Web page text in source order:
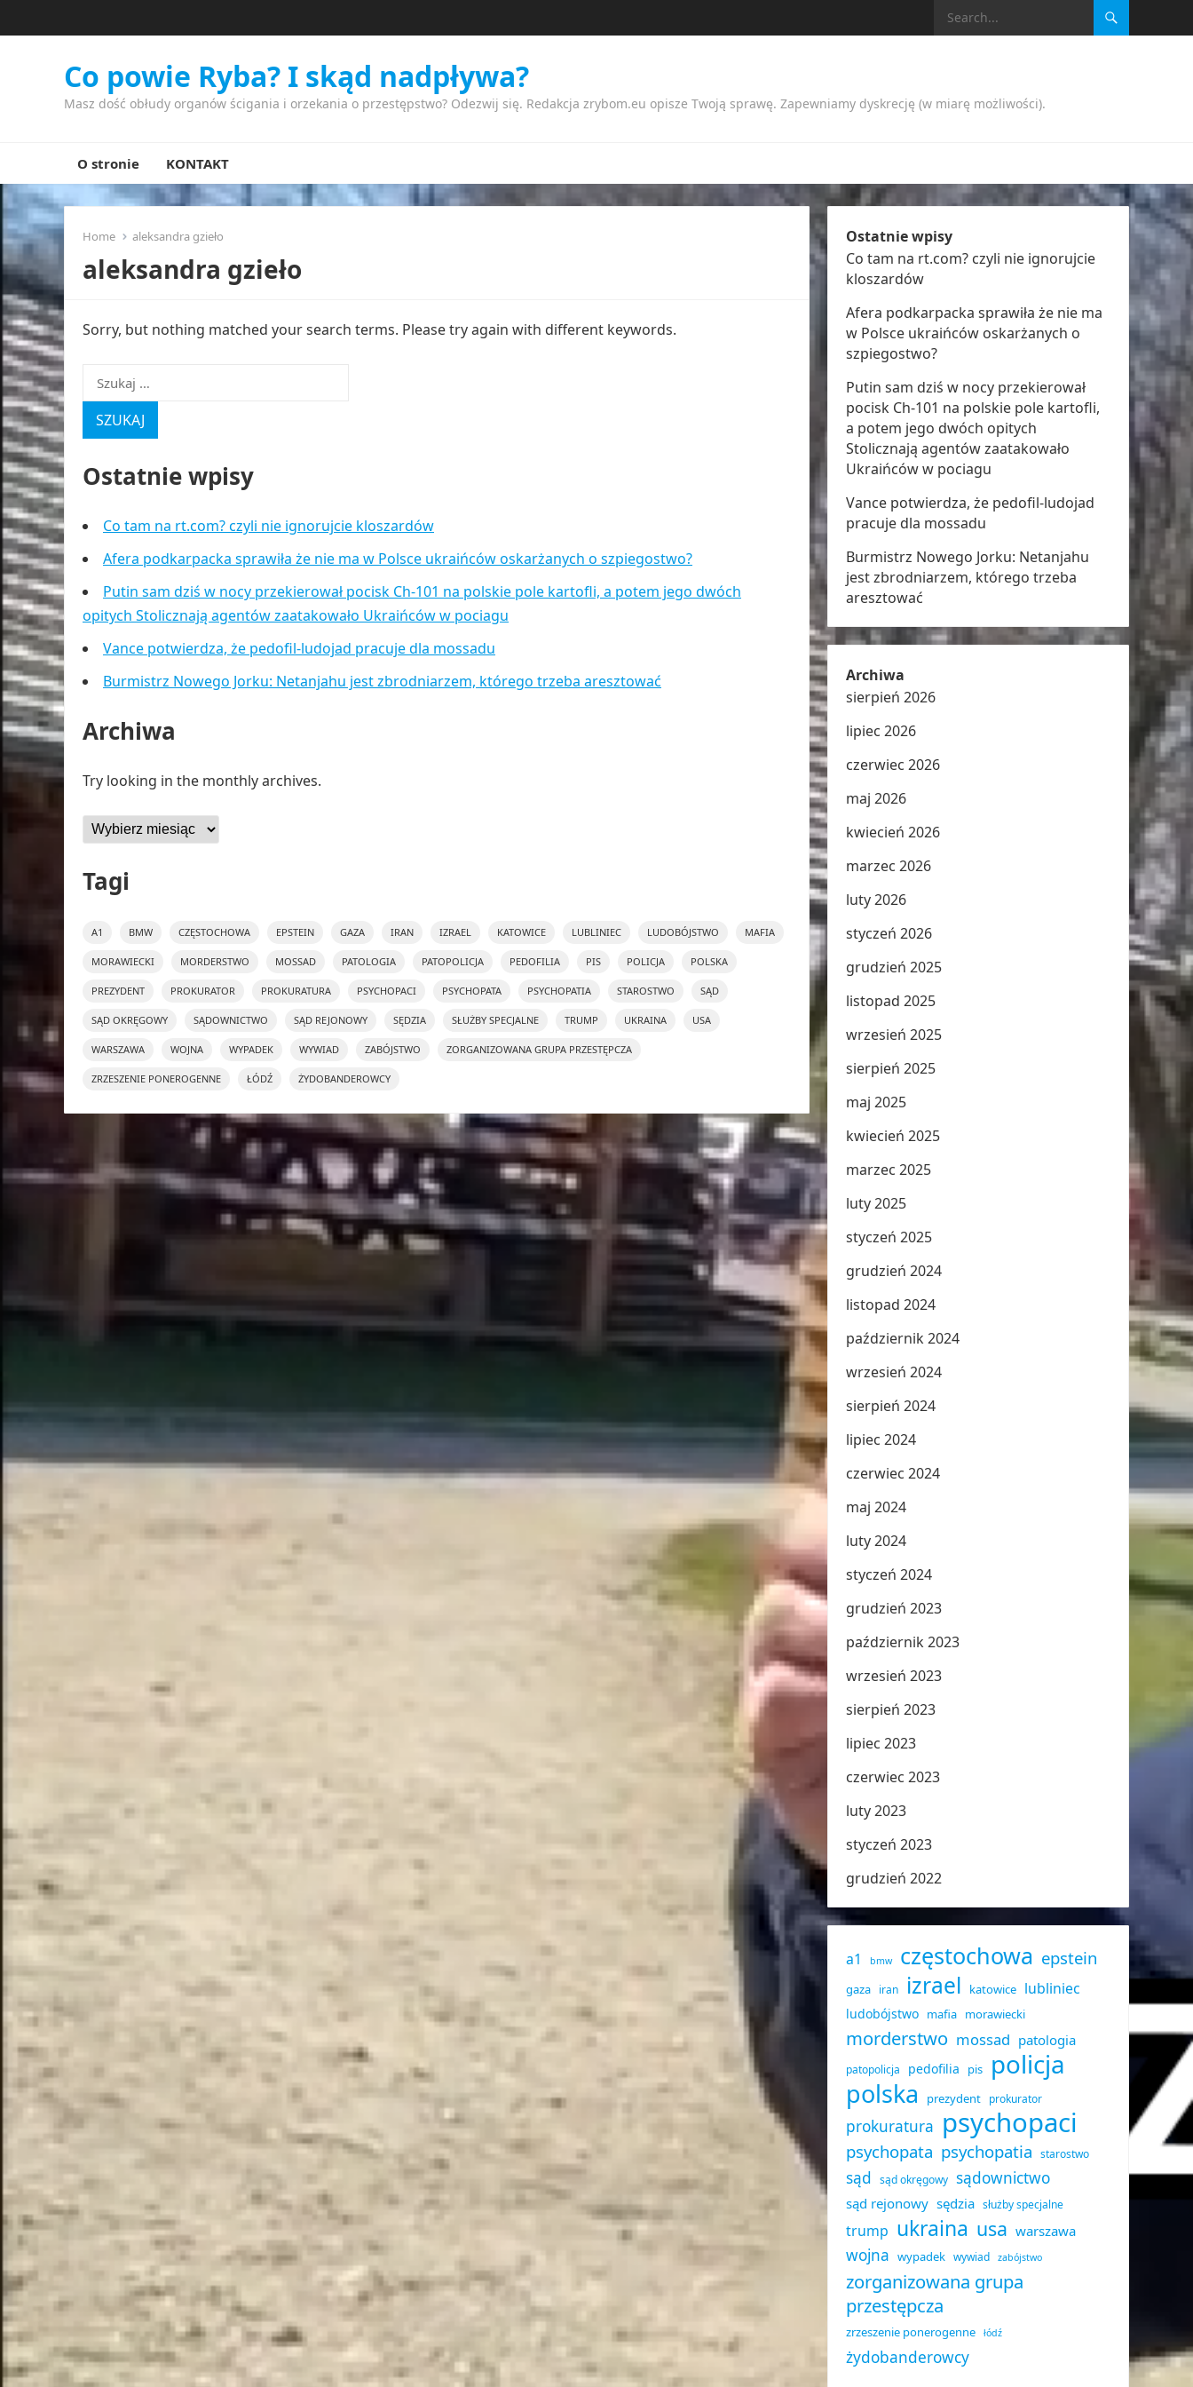
Co powie Ryba? I skąd nadpływa?
Masz dość obłudy organów ścigania i orzekania o przestępstwo? Odezwij się. Redakcja zrybom.eu opisze Twoją sprawę. Zapewniamy dyskrecję (w miarę możliwości).
O stronie KONTAKT
Home aleksandra gzieło
aleksandra gzieło
Sorry, but nothing matched your search terms. Please try again with different keywords.
Szukaj:
Ostatnie wpisy
Co tam na rt.com? czyli nie ignorujcie kloszardów
Afera podkarpacka sprawiła że nie ma w Polsce ukraińców oskarżanych o szpiegostwo?
Putin sam dziś w nocy przekierował pocisk Ch-101 na polskie pole kartofli, a potem jego dwóch
opitych Stolicznają agentów zaatakowało Ukraińców w pociagu
Vance potwierdza, że pedofil-ludojad pracuje dla mossadu
Burmistrz Nowego Jorku: Netanjahu jest zbrodniarzem, którego trzeba aresztować
Archiwa
Try looking in the monthly archives.
Archiwa
Tagi
A1 BMW CZĘSTOCHOWA EPSTEIN GAZA IRAN IZRAEL KATOWICE LUBLINIEC LUDOBÓJSTWO MAFIA
MORAWIECKI MORDERSTWO MOSSAD PATOLOGIA PATOPOLICJA PEDOFILIA PIS POLICJA POLSKA
PREZYDENT PROKURATOR PROKURATURA PSYCHOPACI PSYCHOPATA PSYCHOPATIA STAROSTWO SĄD
SĄD OKRĘGOWY SĄDOWNICTWO SĄD REJONOWY SĘDZIA SŁUŻBY SPECJALNE TRUMP UKRAINA USA
WARSZAWA WOJNA WYPADEK WYWIAD ZABÓJSTWO ZORGANIZOWANA GRUPA PRZESTĘPCZA
ZRZESZENIE PONEROGENNE ŁÓDŹ ŻYDOBANDEROWCY
Ostatnie wpisy
Co tam na rt.com? czyli nie ignorujcie
kloszardów
Afera podkarpacka sprawiła że nie ma
w Polsce ukraińców oskarżanych o
szpiegostwo?
Putin sam dziś w nocy przekierował
pocisk Ch-101 na polskie pole kartofli,
a potem jego dwóch opitych
Stolicznają agentów zaatakowało
Ukraińców w pociagu
Vance potwierdza, że pedofil-ludojad
pracuje dla mossadu
Burmistrz Nowego Jorku: Netanjahu
jest zbrodniarzem, którego trzeba
aresztować
Archiwa
sierpień 2026
lipiec 2026
czerwiec 2026
maj 2026
kwiecień 2026
marzec 2026
luty 2026
styczeń 2026
grudzień 2025
listopad 2025
wrzesień 2025
sierpień 2025
maj 2025
kwiecień 2025
marzec 2025
luty 2025
styczeń 2025
grudzień 2024
listopad 2024
październik 2024
wrzesień 2024
sierpień 2024
lipiec 2024
czerwiec 2024
maj 2024
luty 2024
styczeń 2024
grudzień 2023
październik 2023
wrzesień 2023
sierpień 2023
lipiec 2023
czerwiec 2023
luty 2023
styczeń 2023
grudzień 2022
a1 bmw częstochowa epstein
gaza iran izrael katowice lubliniec
ludobójstwo mafia morawiecki
morderstwo mossad patologia
patopolicja pedofilia pis policja
polska prezydent prokurator
prokuratura psychopaci
psychopata psychopatia starostwo
sąd sąd okręgowy sądownictwo
sąd rejonowy sędzia służby specjalne
trump ukraina usa warszawa
wojna wypadek wywiad zabójstwo
zorganizowana grupa
przestępcza
zrzeszenie ponerogenne łódź
żydobanderowcy